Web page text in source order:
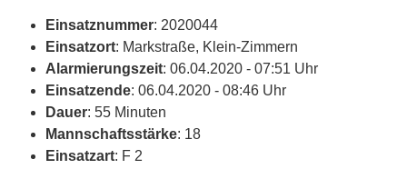
Einsatznummer: 2020044
Einsatzort: Markstraße, Klein-Zimmern
Alarmierungszeit: 06.04.2020 - 07:51 Uhr
Einsatzende: 06.04.2020 - 08:46 Uhr
Dauer: 55 Minuten
Mannschaftsstärke: 18
Einsatzart: F 2